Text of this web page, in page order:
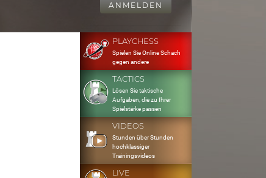
ANMELDEN
PLAYCHESS
Spielen Sie Online Schach
gegen andere
TACTICS
Lösen Sie taktische
Aufgaben, die zu Ihrer
Spielstärke passen
VIDEOS
Stunden über Stunden
hochklassiger
Trainingsvideos
LIVE